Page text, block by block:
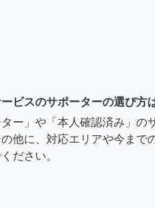
ビスのサポーターの選び方
ター」や「本人確認済み」の
他に、対応エリアや今まで
ださい。